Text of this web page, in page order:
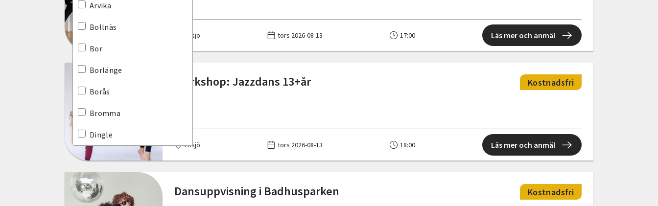
Norrbottens län
Skåne län
Stockholms län
Arvika
Bollnäs
Bor
Borlänge
Borås
Bromma
Dingle
Ekerö
Eksjö
Ellös
Eksjö tors 2026-08-13 17:00 Läs mer och anmäl
Workshop: Jazzdans 13+år Kostnadsfri
Eksjö tors 2026-08-13 18:00 Läs mer och anmäl
Dansuppvisning i Badhusparken Kostnadsfri